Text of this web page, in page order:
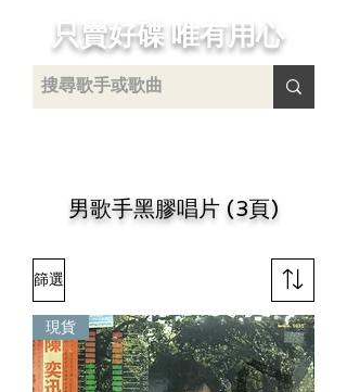
​只賣好碟 唯有用心
男歌手黑膠唱片 (3頁)
篩選
現貨